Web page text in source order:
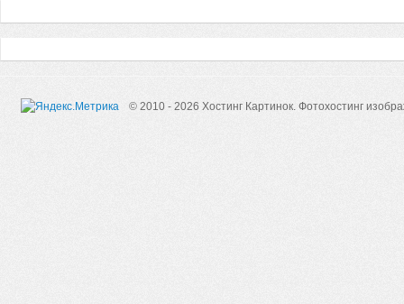
© 2010 - 2026 Хостинг Картинок. Фотохостинг